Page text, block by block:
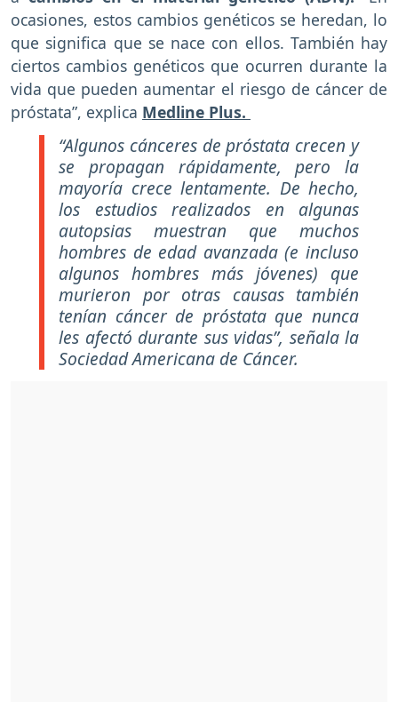
ocasiones, estos cambios genéticos se heredan, lo
que significa que se nace con ellos. También hay
ciertos cambios genéticos que ocurren durante la
vida que pueden aumentar el riesgo de cáncer de
próstata”, explica Medline Plus.
“Algunos cánceres de próstata crecen y
se propagan rápidamente, pero la
mayoría crece lentamente. De hecho,
los estudios realizados en algunas
autopsias muestran que muchos
hombres de edad avanzada (e incluso
algunos hombres más jóvenes) que
murieron por otras causas también
tenían cáncer de próstata que nunca
les afectó durante sus vidas”, señala la
Sociedad Americana de Cáncer.